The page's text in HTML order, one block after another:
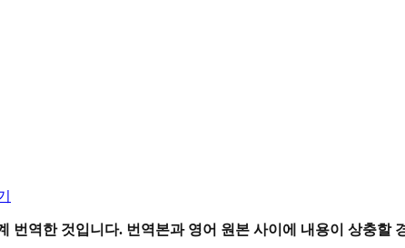
번역한 것입니다. 번역본과 영어 원본 사이에 내용이 상충할